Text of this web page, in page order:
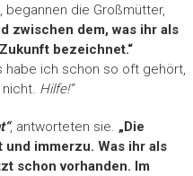
, begannen die Großmütter,
zwischen dem, was ihr als
bezeichnet.“
habe ich schon so oft gehört,
Hilfe!“
, antworteten sie. „Die
immerzu. Was ihr als
schon vorhanden. Im